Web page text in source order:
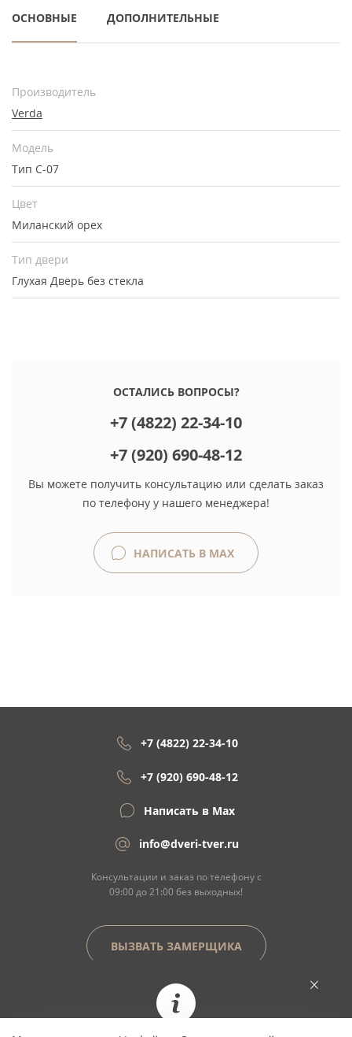
ОСНОВНЫЕ ДОПОЛНИТЕЛЬНЫЕ
Производитель
Verda
Модель
Тип С-07
Цвет
Миланский орех
Тип двери
Глухая Дверь без стекла
ОСТАЛИСЬ ВОПРОСЫ?
+7 (4822) 22-34-10
+7 (920) 690-48-12
Вы можете получить консультацию или сделать заказ
по телефону у нашего менеджера!
НАПИСАТЬ В MAX
+7 (4822) 22-34-10
+7 (920) 690-48-12
Написать в Max
info@dveri-tver.ru
Консультации и заказ по телефону с
09:00 до 21:00 без выходных!
ВЫЗВАТЬ ЗАМЕРЩИКА
Сайт не является договором оферты